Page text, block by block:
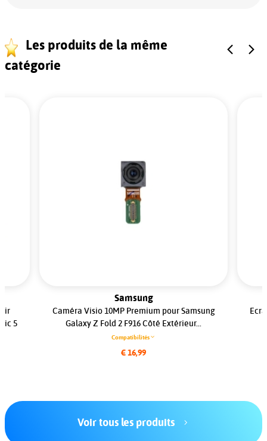
Les produits de la même
catégorie
5
Samsung
Caméra Visio 10MP Premium pour Samsung
Galaxy Z Fold 2 F916 Côté Extérieur...
Compatibilités
€ 16,99
Voir tous les produits